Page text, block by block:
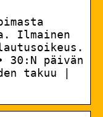
Ilmainen
30:N päivän
takuu |